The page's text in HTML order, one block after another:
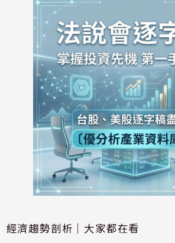
經濟趨勢剖析｜大家都在看